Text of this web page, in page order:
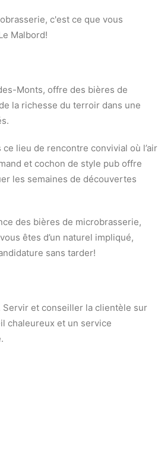
c'est ce que vous
Malbord!
Monts, offre des bières de
la richesse du terroir dans une
lieu de rencontre convivial où l’air
et cochon de style pub offre
les semaines de découvertes
des bières de microbrasserie,
êtes d’un naturel impliqué,
sans tarder!
et conseiller la clientèle sur
chaleureux et un service